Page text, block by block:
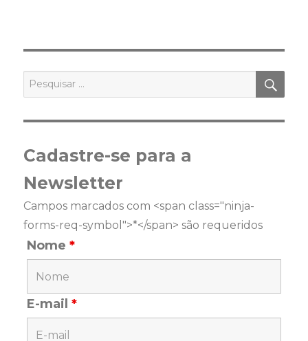
Pesquisar
por:
Cadastre-se para a
Newsletter
Campos marcados com <span class="ninja-
forms-req-symbol">*</span> são requeridos
Nome*
E-mail*